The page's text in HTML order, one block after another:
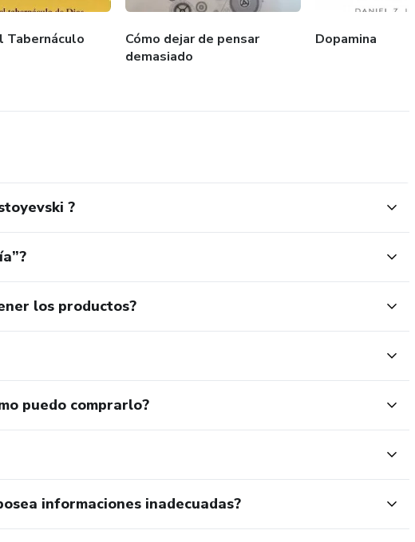
Tabernáculo
Cómo dejar de pensar
demasiado
Dopamina
?
los productos?
puedo comprarlo?
informaciones inadecuadas?